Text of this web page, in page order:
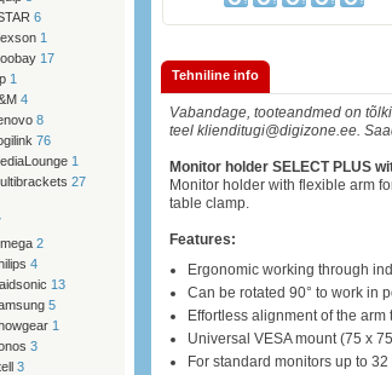
6
1
17
1
4
8
76
1
27
2
4
13
5
1
3
3
Tehniline info
Vabandage, tooteandmed on
teel klienditugi@digizone.ee.
Monitor holder SELECT PLUS
Monitor holder with flexible arm
table clamp.
Features:
Ergonomic working through
Can be rotated 90° to work in
Effortless alignment of the
Universal VESA mount (75 x
For standard monitors up to